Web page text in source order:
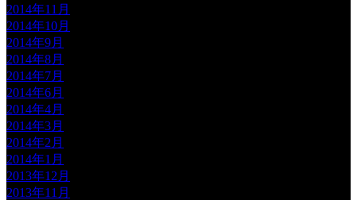
2014年11月
2014年10月
2014年9月
2014年8月
2014年7月
2014年6月
2014年4月
2014年3月
2014年2月
2014年1月
2013年12月
2013年11月